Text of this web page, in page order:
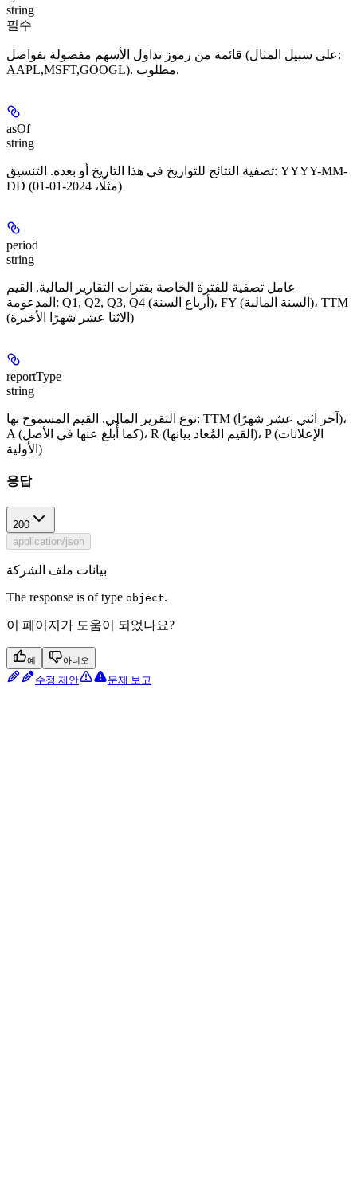
string
필수
قائمة من رموز تداول الأسهم مفصولة بفواصل (على سبيل المثال:
AAPL,MSFT,GOOGL). مطلوب.
asOf
string
تصفية النتائج للتواريخ في هذا التاريخ أو بعده. التنسيق: YYYY-MM-
DD (مثلًا، 2024-01-01)
period
string
عامل تصفية للفترة الخاصة بفترات التقارير المالية. القيم
المدعومة: Q1, Q2, Q3, Q4 (أرباع السنة)، FY (السنة المالية)، TTM
(الاثنا عشر شهرًا الأخيرة)
reportType
string
نوع التقرير المالي. القيم المسموح بها: TTM (آخر اثني عشر شهرًا)،
A (كما أُبلغ عنها في الأصل)، R (القيم المُعاد بيانها)، P (الإعلانات
الأولية)
응답
200
application/json
بيانات ملف الشركة
The response is of type object.
이 페이지가 도움이 되었나요?
예 아니오
수정 제안 문제 보고